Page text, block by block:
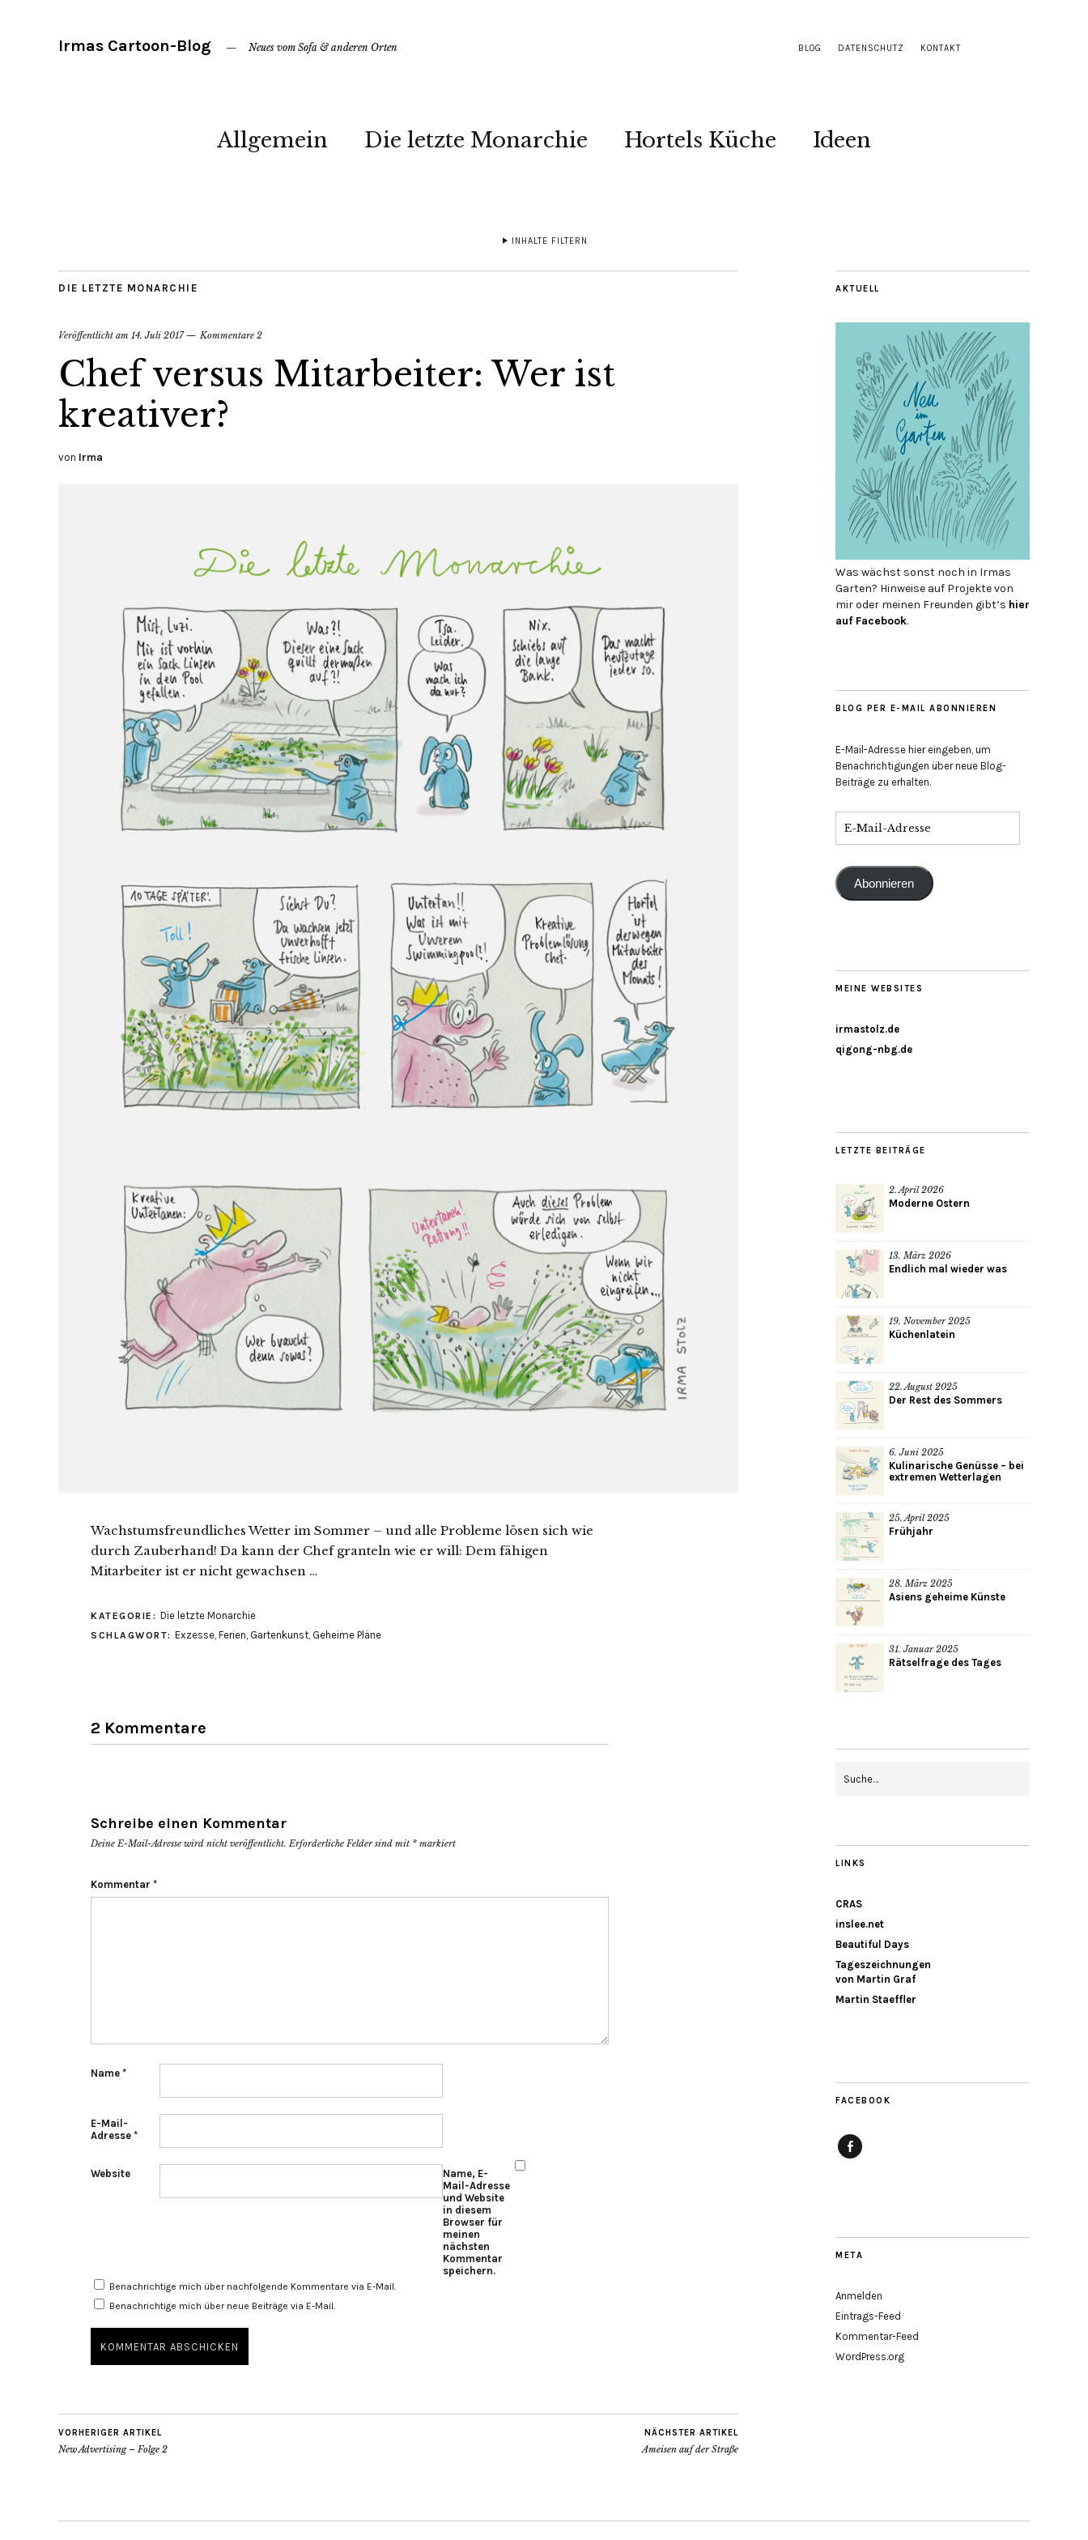
BLOG DATENSCHUTZ KONTAKT
Irmas Cartoon-Blog Neues vom Sofa & anderen Orten
Allgemein Die letzte Monarchie Hortels Küche Ideen
INHALTE FILTERN
DIE LETZTE MONARCHIE
Veröffentlicht am 14. Juli 2017 Kommentare 2
Chef versus Mitarbeiter: Wer ist
kreativer?
von Irma
Wachstumsfreundliches Wetter im Sommer – und alle Probleme lösen sich wie
durch Zauberhand! Da kann der Chef granteln wie er will: Dem fähigen
Mitarbeiter ist er nicht gewachsen …
KATEGORIE: Die letzte Monarchie
SCHLAGWORT: Exzesse, Ferien, Gartenkunst, Geheime Pläne
2 Kommentare
Schreibe einen Kommentar
Deine E-Mail-Adresse wird nicht veröffentlicht. Erforderliche Felder sind mit * markiert
Kommentar *
Name *
E-Mail-
Adresse *
Website
Name, E-
Mail-Adresse
und Website
in diesem
Browser für
meinen
nächsten
Kommentar
speichern.
Benachrichtige mich über nachfolgende Kommentare via E-Mail.
Benachrichtige mich über neue Beiträge via E-Mail.
VORHERIGER ARTIKEL
New Advertising – Folge 2
NÄCHSTER ARTIKEL
Ameisen auf der Straße
AKTUELL
Was wächst sonst noch in Irmas
Garten? Hinweise auf Projekte von
mir oder meinen Freunden gibt’s hier
auf Face­book.
BLOG PER E-MAIL ABONNIEREN
E-Mail-Adresse hier eingeben, um
Benachrichtigungen über neue Blog-
Beiträge zu erhalten.
Abonnieren
MEINE WEBSITES
irmastolz.de
qigong-nbg.de
LETZTE BEITRÄGE
2. April 2026
Moderne Ostern
13. März 2026
Endlich mal wieder was
19. November 2025
Küchenlatein
22. August 2025
Der Rest des Sommers
6. Juni 2025
Kulinarische Genüsse – bei
extremen Wetterlagen
25. April 2025
Frühjahr
28. März 2025
Asiens geheime Künste
31. Januar 2025
Rätselfrage des Tages
LINKS
CRAS
inslee.net
Beautiful Days
Tageszeichnungen
von Martin Graf
Martin Staeffler
FACEBOOK
META
Anmelden
Eintrags-Feed
Kommentar-Feed
WordPress.org